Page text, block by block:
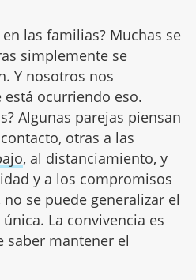
las familias? Muchas se
simplemente se
Y nosotros nos
ocurriendo eso.
Algunas parejas piensan
otras a las
, al distanciamiento, y
y a los compromisos
se puede generalizar el
única. La convivencia es
saber mantener el